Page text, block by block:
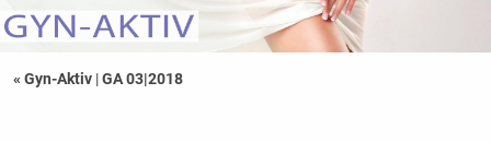
« Gyn-Aktiv |GA 03|2018